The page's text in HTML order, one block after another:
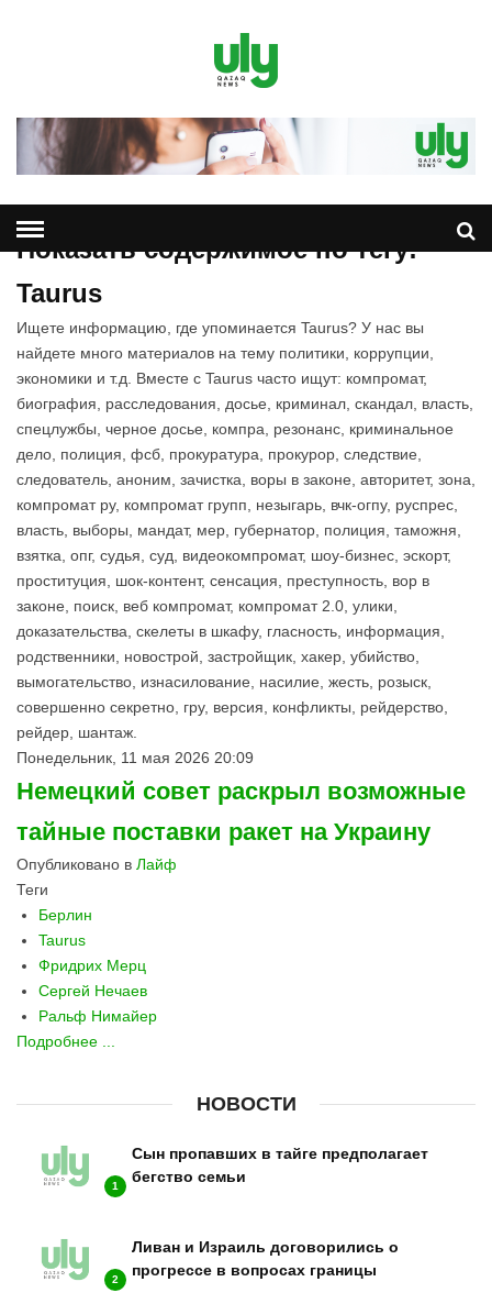
Показать содержимое по тегу:
Taurus
Ищете информацию, где упоминается Taurus? У нас вы
найдете много материалов на тему политики, коррупции,
экономики и т.д. Вместе с Taurus часто ищут: компромат,
биография, расследования, досье, криминал, скандал, власть,
спецлужбы, черное досье, компра, резонанс, криминальное
дело, полиция, фсб, прокуратура, прокурор, следствие,
следователь, аноним, зачистка, воры в законе, авторитет, зона,
компромат ру, компромат групп, незыгарь, вчк-огпу, руспрес,
власть, выборы, мандат, мер, губернатор, полиция, таможня,
взятка, опг, судья, суд, видеокомпромат, шоу-бизнес, эскорт,
проституция, шок-контент, сенсация, преступность, вор в
законе, поиск, веб компромат, компромат 2.0, улики,
доказательства, скелеты в шкафу, гласность, информация,
родственники, новострой, застройщик, хакер, убийство,
вымогательство, изнасилование, насилие, жесть, розыск,
совершенно секретно, гру, версия, конфликты, рейдерство,
рейдер, шантаж.
Понедельник, 11 мая 2026 20:09
Немецкий совет раскрыл возможные
тайные поставки ракет на Украину
Опубликовано в Лайф
Теги
Берлин
Taurus
Фридрих Мерц
Сергей Нечаев
Ральф Нимайер
Подробнее ...
НОВОСТИ
1
Сын пропавших в тайге предполагает
бегство семьи
2
Ливан и Израиль договорились о
прогрессе в вопросах границы